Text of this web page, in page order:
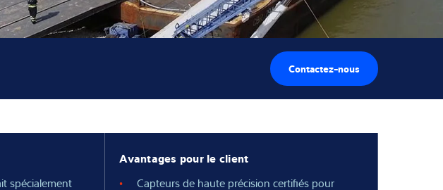
Contactez-nous
spécialement
Avantages pour le client
Capteurs de haute précision certifiés pour